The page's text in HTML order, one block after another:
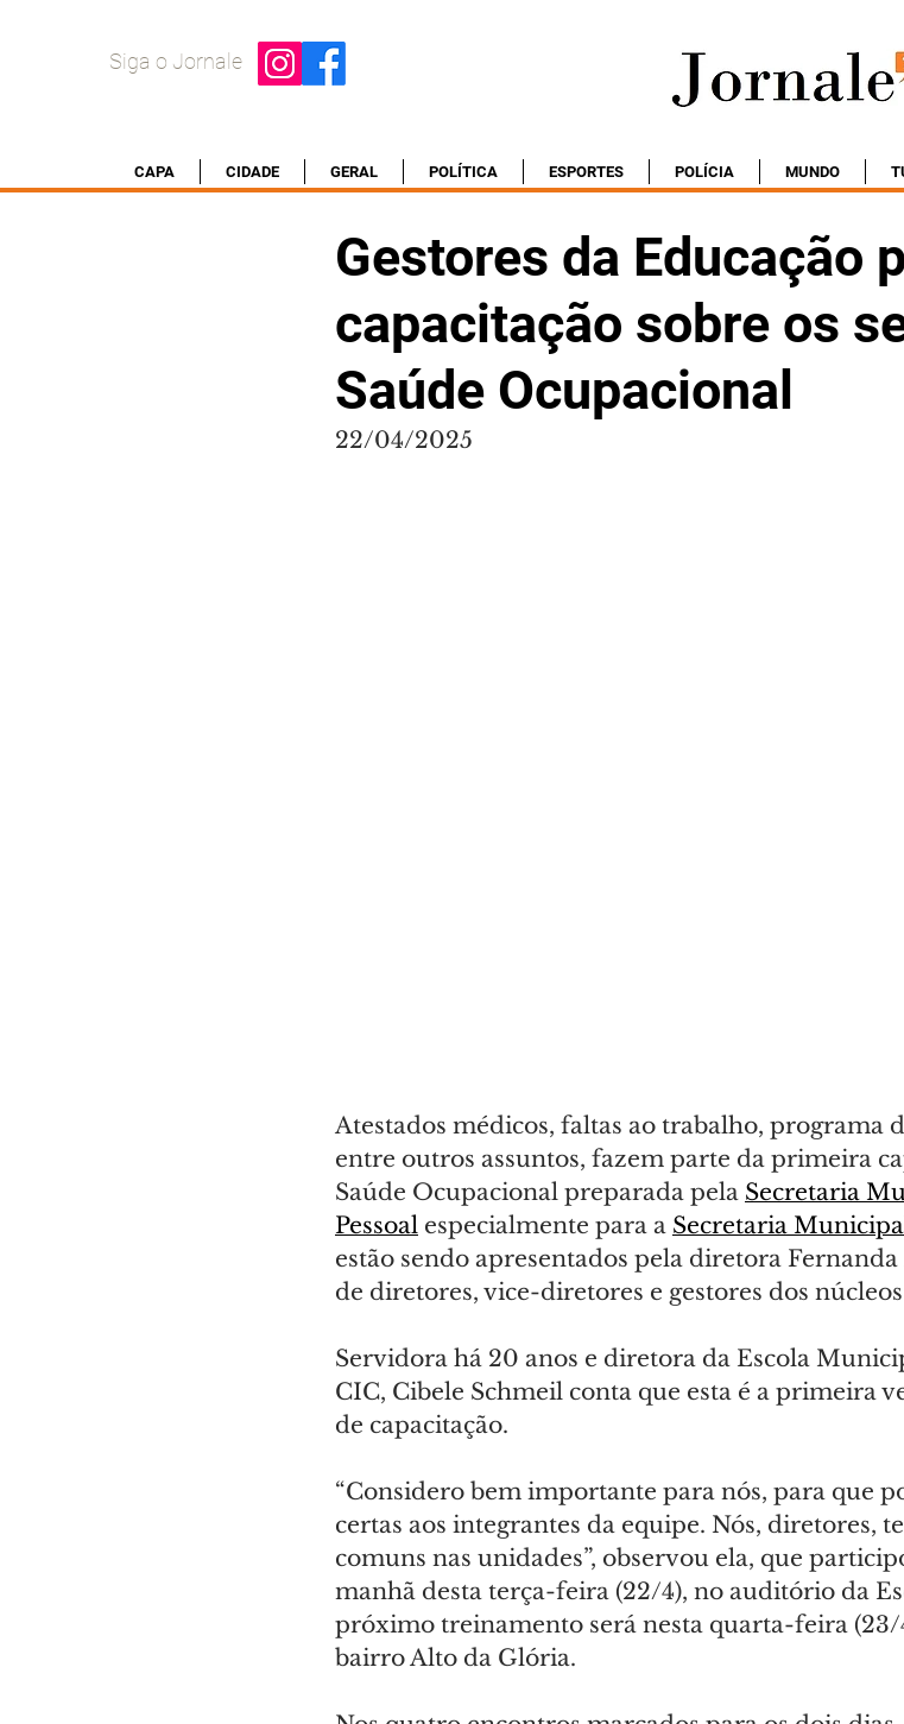
Siga o Jornale
CAPA CIDADE GERAL POLÍTICA ESPORTES POLÍCIA MUNDO
Gestores da Educação
capacitação sobre os
Saúde Ocupacional
22/04/2025
Atestados médicos, faltas ao trabalho, programa
entre outros assuntos, fazem parte da primeira
Saúde Ocupacional preparada pela Secretaria
Pessoal especialmente para a Secretaria
estão sendo apresentados pela diretora
de diretores, vice-diretores e gestores dos
Servidora há 20 anos e diretora da Escola
CIC, Cibele Schmeil conta que esta é a primeira
de capacitação.
“Considero bem importante para nós, para que
certas aos integrantes da equipe. Nós, diretores,
comuns nas unidades”, observou ela, que
manhã desta terça-feira (22/4), no auditório da
próximo treinamento será nesta quarta-feira
bairro Alto da Glória.